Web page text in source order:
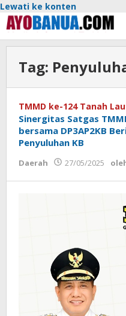
Lewati ke konten
Tag:
TMMD ke-124 Tanah
Sinergitas Satgas
bersama DP3AP2KB
Penyuluhan KB
Daerah 27/05/2025